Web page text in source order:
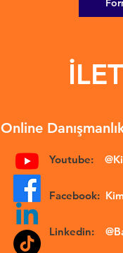
Online
Youtube:
Facebook:
Linkedin: